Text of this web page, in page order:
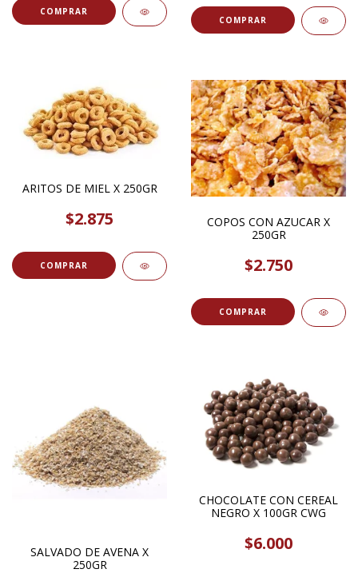
COMPRAR
COMPRAR
ARITOS DE MIEL X 250GR
$2.875
COMPRAR
COPOS CON AZUCAR X
250GR
$2.750
COMPRAR
SALVADO DE AVENA X
250GR
CHOCOLATE CON CEREAL
NEGRO X 100GR CWG
$6.000